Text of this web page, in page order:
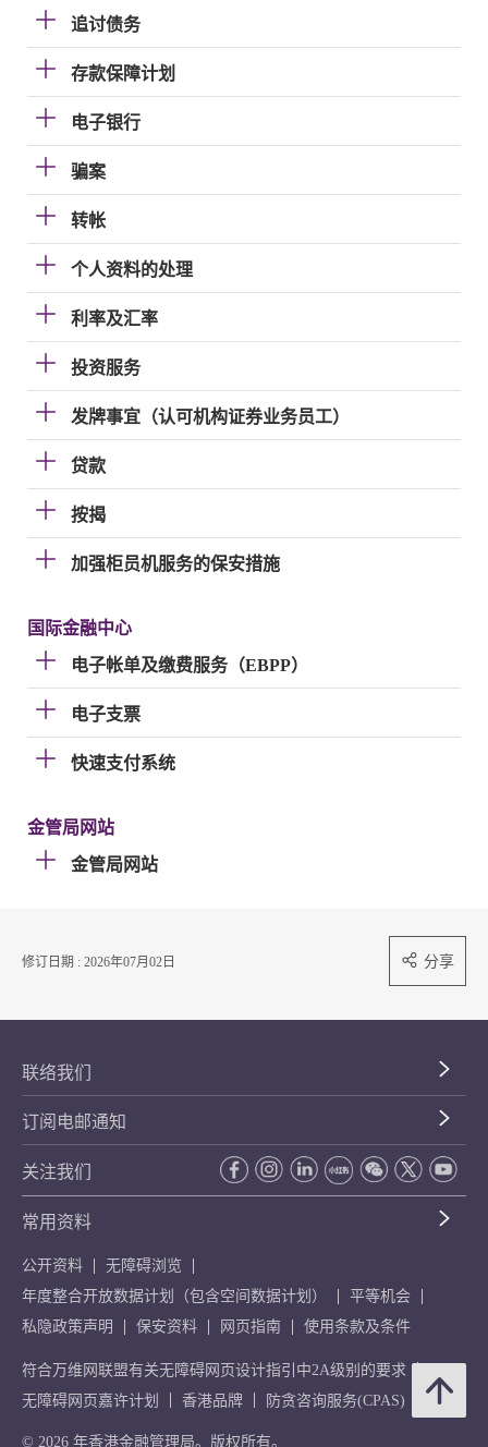
追讨债务
存款保障计划
电子银行
骗案
转帐
个人资料的处理
利率及汇率
投资服务
发牌事宜（认可机构证券业务员工）
贷款
按揭
加强柜员机服务的保安措施
国际金融中心
电子帐单及缴费服务（EBPP）
电子支票
快速支付系统
金管局网站
金管局网站
修订日期 : 2026年07月02日 分享
联络我们
订阅电邮通知
关注我们
常用资料
公开资料
无障碍浏览
年度整合开放数据计划（包含空间数据计划）
平等机会
私隐政策声明
保安资料 网页指南 使用条款及条件
符合万维网联盟有关无障碍网页设计指引中2A级别的要求
无障碍网页嘉许计划
香港品牌 防贪咨询服务(CPAS)
© 2026 年香港金融管理局。版权所有。